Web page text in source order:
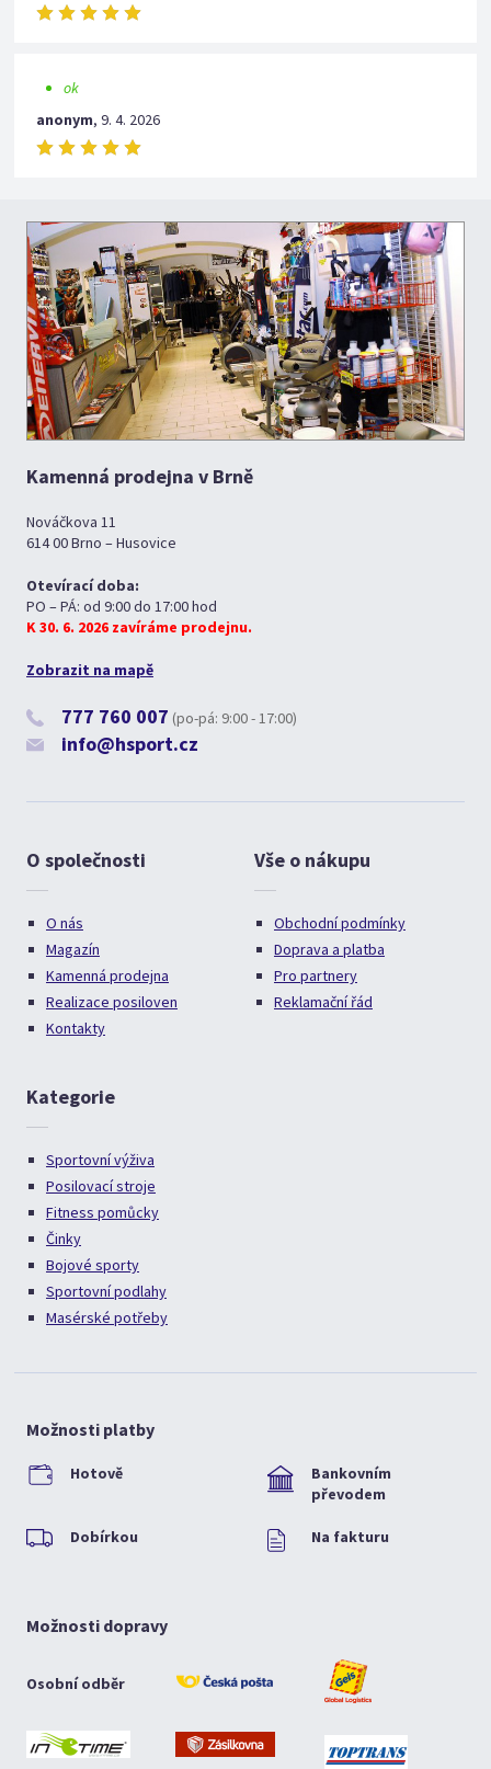
ok
anonym,9. 4. 2026
Kamenná prodejna v Brně
Nováčkova 11
614 00 Brno – Husovice
Otevírací doba:
PO – PÁ: od 9:00 do 17:00 hod
K 30. 6. 2026 zavíráme prodejnu.
Zobrazit na mapě
777 760 007 (po-pá: 9:00 - 17:00)
info@hsport.cz
O společnosti
O nás
Magazín
Kamenná prodejna
Realizace posiloven
Kontakty
Vše o nákupu
Obchodní podmínky
Doprava a platba
Pro partnery
Reklamační řád
Kategorie
Sportovní výživa
Posilovací stroje
Fitness pomůcky
Činky
Bojové sporty
Sportovní podlahy
Masérské potřeby
Možnosti platby
Hotově
Bankovním
převodem
Dobírkou Na fakturu
Možnosti dopravy
Osobní odběr